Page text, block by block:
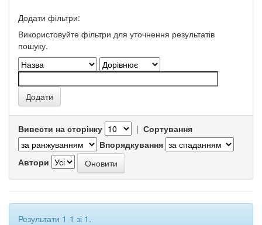
Додати фільтри:
Використовуйте фільтри для уточнення результатів
пошуку.
Вивести на сторінку | Сортування
Впорядкування
Автори
Результати 1-1 зі 1.